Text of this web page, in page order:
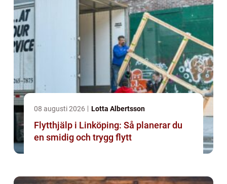
08 augusti 2026 Lotta Albertsson
Flytthjälp i Linköping: Så planerar du
en smidig och trygg flytt